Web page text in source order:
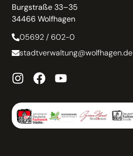
Burgstraße 33–35
34466 Wolfhagen
05692 / 602-0
stadtverwaltung@wolfhagen.de